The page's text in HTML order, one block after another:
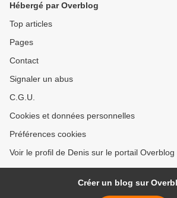
Hébergé par Overblog
Top articles
Pages
Contact
Signaler un abus
C.G.U.
Cookies et données personnelles
Préférences cookies
Voir le profil de Denis sur le portail Overblog
Créer un blog sur